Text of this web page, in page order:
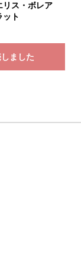
ス・ボレア
ット
ました